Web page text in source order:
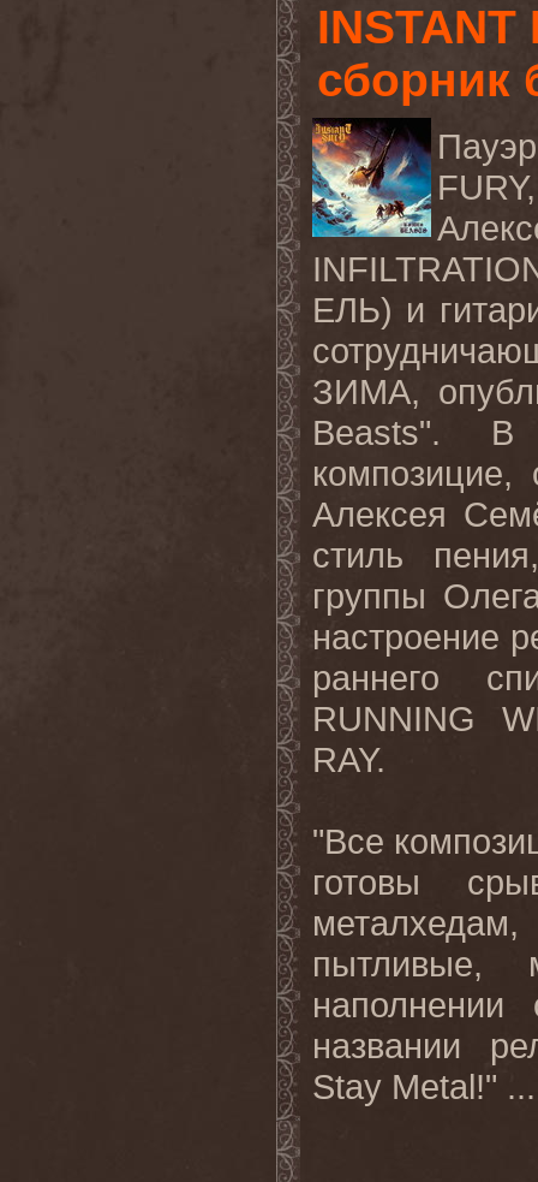
сборник
ЕЛЬ) и
ЗИМА,
Beasts". В
Алексея
стиль
группы
настроение
раннего
RUNNING
RAY.
"Все
готовы
пытливые,
наполнении
названии
Stay Metal!"